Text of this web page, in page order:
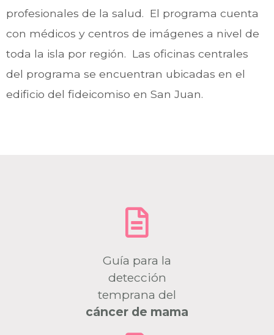
profesionales de la salud. El programa cuenta
con médicos y centros de imágenes a nivel de
toda la isla por región. Las oficinas centrales
del programa se encuentran ubicadas en el
edificio del fideicomiso en San Juan.
Guía para la
detección
temprana del
cáncer de mama